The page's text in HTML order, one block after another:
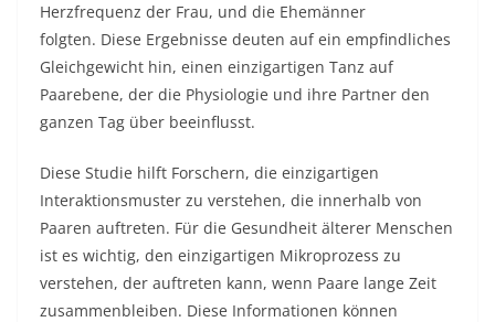
Herzfrequenz der Frau, und die Ehemänner
folgten. Diese Ergebnisse deuten auf ein empfindliches
Gleichgewicht hin, einen einzigartigen Tanz auf
Paarebene, der die Physiologie und ihre Partner den
ganzen Tag über beeinflusst.
Diese Studie hilft Forschern, die einzigartigen
Interaktionsmuster zu verstehen, die innerhalb von
Paaren auftreten. Für die Gesundheit älterer Menschen
ist es wichtig, den einzigartigen Mikroprozess zu
verstehen, der auftreten kann, wenn Paare lange Zeit
zusammenbleiben. Diese Informationen können